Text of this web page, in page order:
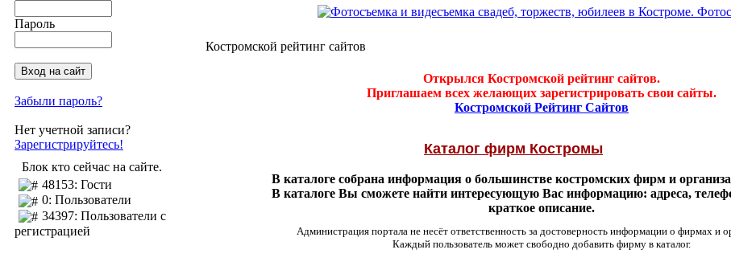
Пароль
Забыли пароль?
Нет учетной записи?
Зарегистрируйтесь!
Блок кто сейчас на сайте.
48153: Гости
0: Пользователи
34397: Пользователи с
регистрацией
Костромской рейтинг сайтов
Открылся Костромской рейтинг сайтов.
Приглашаем всех желающих зарегистрировать свои сайты.
Костромской Рейтинг Сайтов
Каталог фирм Костромы
В каталоге собрана информация о большинстве костромских фирм и
В каталоге Вы сможете найти интересующую Вас информацию: адреса,
краткое описание.
Администрация портала не несёт ответственность за достоверность информации о фирмах и
Каждый пользователь может свободно добавить фирму в каталог.